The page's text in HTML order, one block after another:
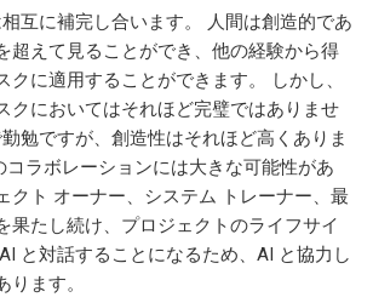
互に補完し合います。 人間は創造的であ
超えて見ることができ、他の経験から得
クに適用することができます。 しかし、
クにおいてはそれほど完璧ではありませ
勉ですが、創造性はそれほど高くありま
コラボレーションには大きな可能性があ
クト オーナー、システム トレーナー、最
果たし続け、プロジェクトのライフサイ
と対話することになるため、AI と協力し
ます。